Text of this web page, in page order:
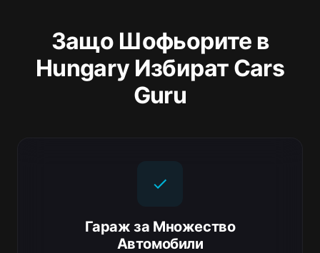
Защо Шофьорите в
Hungary Избират Cars
Guru
Гараж за Множество
Автомобили